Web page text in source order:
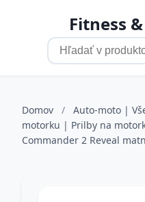
Fitness
Domov /
Auto-moto |
motorku | Prilby na
Commander 2 Reveal